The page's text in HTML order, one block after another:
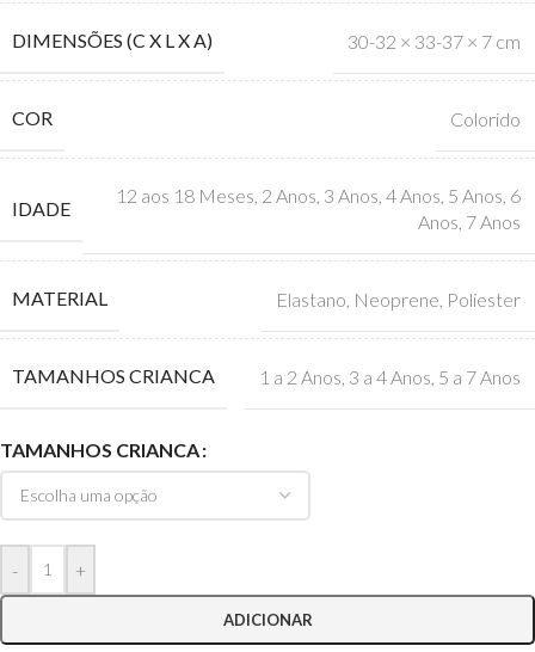
DIMENSÕES (C X L X A) 30-32 × 33-37 × 7 cm
COR Colorido
IDADE
12 aos 18 Meses, 2 Anos, 3 Anos, 4 Anos, 5 Anos, 6
Anos, 7 Anos
MATERIAL Elastano Neoprene Poliester
TAMANHOS CRIANCA 1 a 2 Anos 3 a 4 Anos 5 a 7 Anos
TAMANHOS CRIANCA
- +
ADICIONAR